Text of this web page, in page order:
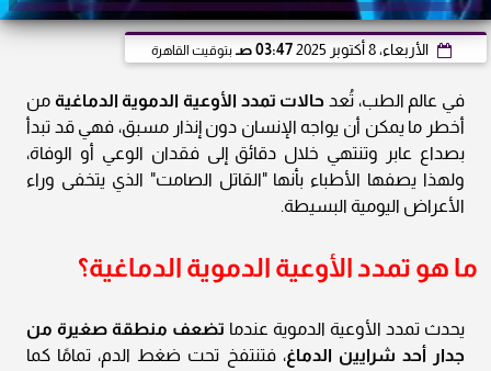
الأربعاء، 8 أكتوبر 2025 03:47 صـ بتوقيت القاهرة
في عالم الطب، تُعد حالات تمدد الأوعية الدموية الدماغية من
أخطر ما يمكن أن يواجه الإنسان دون إنذار مسبق، فهي قد تبدأ
بصداع عابر وتنتهي خلال دقائق إلى فقدان الوعي أو الوفاة،
ولهذا يصفها الأطباء بأنها "القاتل الصامت" الذي يتخفى وراء
الأعراض اليومية البسيطة.
ما هو تمدد الأوعية الدموية الدماغية؟
يحدث تمدد الأوعية الدموية عندما تضعف منطقة صغيرة من
جدار أحد شرايين الدماغ، فتنتفخ تحت ضغط الدم، تمامًا كما